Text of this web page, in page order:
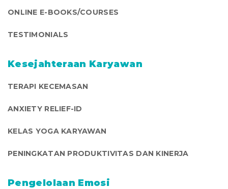
ONLINE E-BOOKS/COURSES
TESTIMONIALS
Kesejahteraan Karyawan
TERAPI KECEMASAN
ANXIETY RELIEF-ID
KELAS YOGA KARYAWAN
PENINGKATAN PRODUKTIVITAS DAN KINERJA
Pengelolaan Emosi